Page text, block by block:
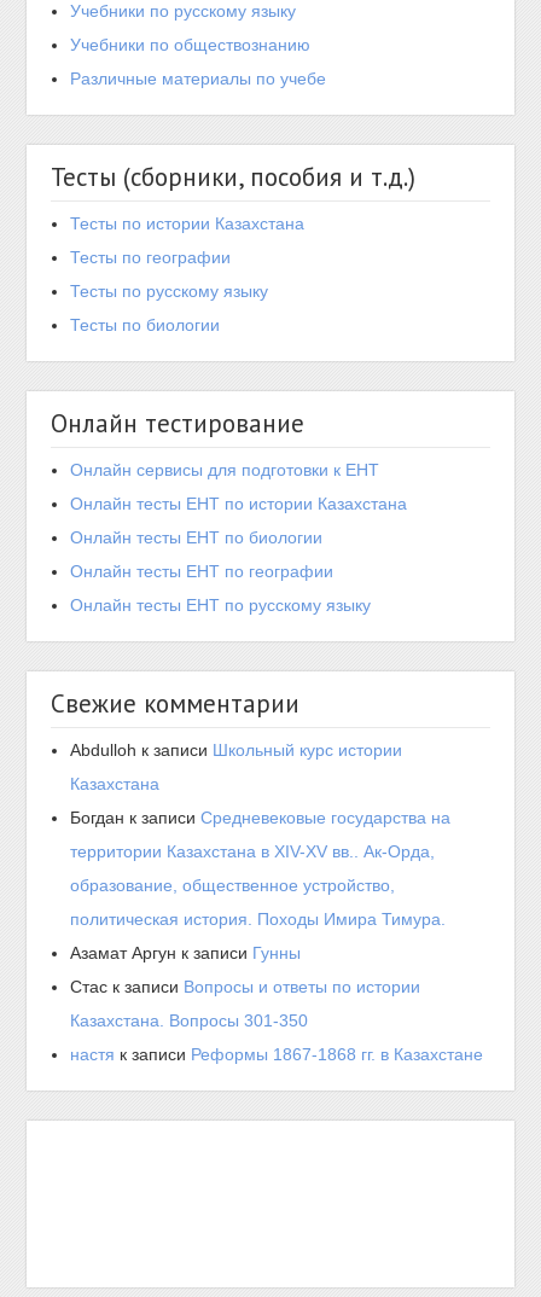
Учебники по русскому языку
Учебники по обществознанию
Различные материалы по учебе
Тесты (сборники, пособия и т.д.)
Тесты по истории Казахстана
Тесты по географии
Тесты по русскому языку
Тесты по биологии
Онлайн тестирование
Онлайн сервисы для подготовки к ЕНТ
Онлайн тесты ЕНТ по истории Казахстана
Онлайн тесты ЕНТ по биологии
Онлайн тесты ЕНТ по географии
Онлайн тесты ЕНТ по русскому языку
Свежие комментарии
Abdulloh к записи Школьный курс истории
Казахстана
Богдан к записиСредневековые государства на
территории Казахстана в XIV-XV вв.. Ак-Орда,
образование, общественное устройство,
политическая история. Походы Имира Тимура.
Азамат Аргун к записи Гунны
Стас к записи Вопросы и ответы по истории
Казахстана. Вопросы 301-350
настя к записи Реформы 1867-1868 гг. в Казахстане